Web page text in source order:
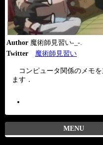
Author 魔術師見習い-_-.
Twitter
魔術師見習い
コンピュータ関係のメモを
ます．
MENU